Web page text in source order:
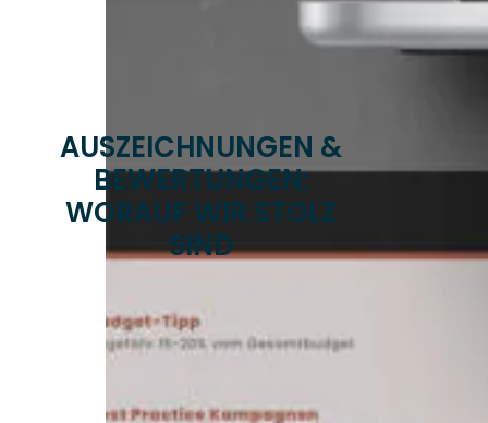
AUSZEICHNUNGEN &
BEWERTUNGEN:
WORAUF WIR STOLZ
SIND